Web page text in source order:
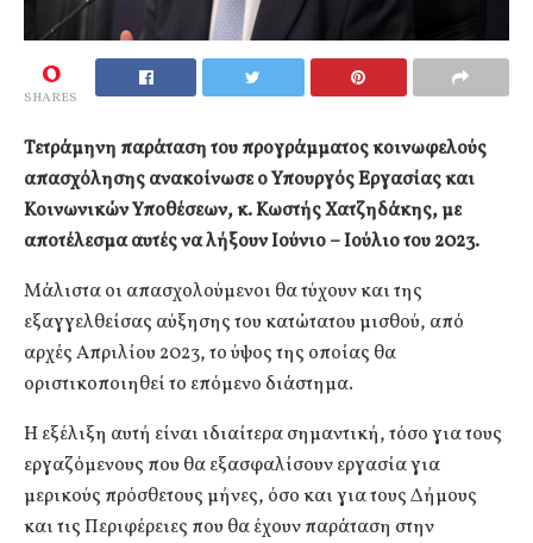
0
SHARES
Τετράμηνη παράταση του προγράμματος κοινωφελούς
απασχόλησης ανακοίνωσε ο Υπουργός Εργασίας και
Κοινωνικών Υποθέσεων, κ. Κωστής Χατζηδάκης, με
αποτέλεσμα αυτές να λήξουν Ιούνιο – Ιούλιο του 2023.
Μάλιστα οι απασχολούμενοι θα τύχουν και της
εξαγγελθείσας αύξησης του κατώτατου μισθού, από
αρχές Απριλίου 2023, το ύψος της οποίας θα
οριστικοποιηθεί το επόμενο διάστημα.
Η εξέλιξη αυτή είναι ιδιαίτερα σημαντική, τόσο για τους
εργαζόμενους που θα εξασφαλίσουν εργασία για
μερικούς πρόσθετους μήνες, όσο και για τους Δήμους
και τις Περιφέρειες που θα έχουν παράταση στην